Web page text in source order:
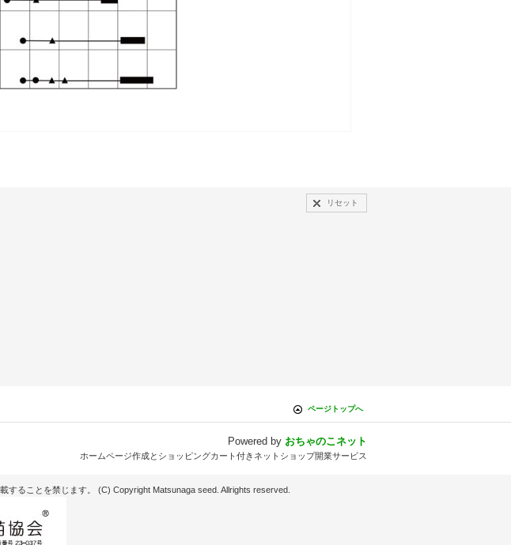
リセット
ページトップへ
Powered by おちゃのこネット
ホームページ作成とショッピングカート付きネットショップ開業サービス
ることを禁じます。 (C) Copyright Matsunaga seed. Allrights reserved.